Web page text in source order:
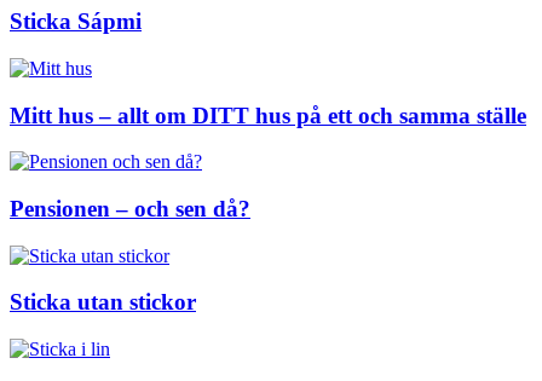
Sticka Sápmi
Mitt hus – allt om DITT hus på ett och samma ställe
Pensionen – och sen då?
Sticka utan stickor